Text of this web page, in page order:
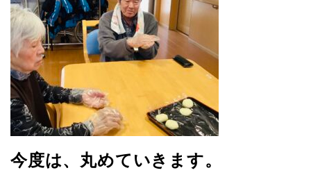
今度は、丸めていきます。